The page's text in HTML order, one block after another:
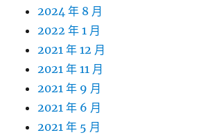
2024 年 8 月
2022 年 1 月
2021 年 12 月
2021 年 11 月
2021 年 9 月
2021 年 6 月
2021 年 5 月